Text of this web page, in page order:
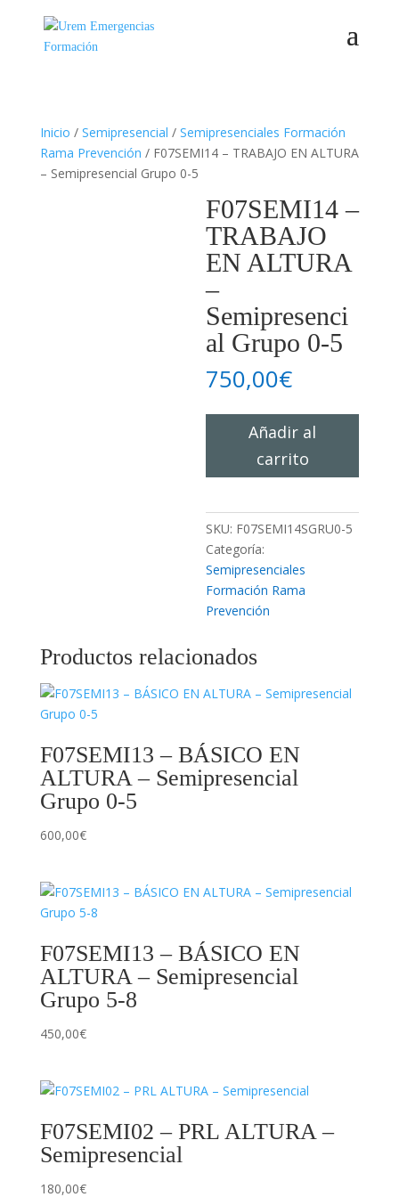
Inicio / Semipresencial / Semipresenciales Formación
Rama Prevención / F07SEMI14 – TRABAJO EN ALTURA
– Semipresencial Grupo 0-5
F07SEMI14 –
TRABAJO
EN ALTURA
–
Semipresenci
al Grupo 0-5
750,00€
F07SEMI14
TRABAJO
–
Semipresencial
Grupo
0-
5
Añadir al
carrito
SKU: F07SEMI14SGRU0-5
Categoría:
Semipresenciales
Formación Rama
Prevención
Productos relacionados
F07SEMI13 – BÁSICO EN
ALTURA – Semipresencial
Grupo 0-5
600,00€
F07SEMI13 – BÁSICO EN
ALTURA – Semipresencial
Grupo 5-8
450,00€
F07SEMI02 – PRL ALTURA –
Semipresencial
180,00€